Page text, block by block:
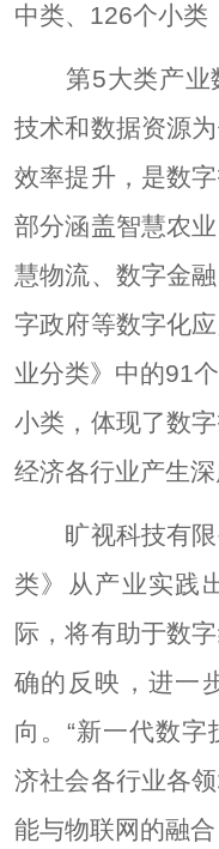
中类、126个小类
第5大类产业
技术和数据资源
效率提升，是数
部分涵盖智慧农
慧物流、数字金
字政府等数字化
业分类》中的91
小类，体现了数
经济各行业产生深
旷视科技有限
类》从产业实践
际，将有助于数
确的反映，进一
向。“新一代数
济社会各行业各
能与物联网的融